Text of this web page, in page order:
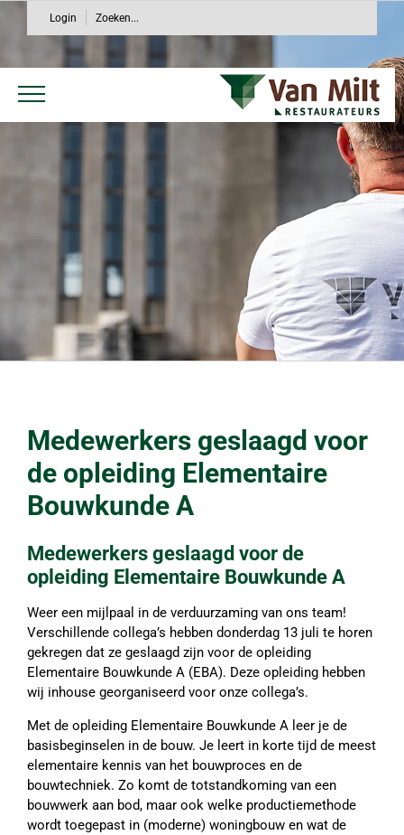
Login Zoeken...
Medewerkers geslaagd voor
de opleiding Elementaire
Bouwkunde A
Medewerkers geslaagd voor de
opleiding Elementaire Bouwkunde A
Weer een mijlpaal in de verduurzaming van ons team!
Verschillende collega’s hebben donderdag 13 juli te horen
gekregen dat ze geslaagd zijn voor de opleiding
Elementaire Bouwkunde A (EBA). Deze opleiding hebben
wij inhouse georganiseerd voor onze collega’s.
Met de opleiding Elementaire Bouwkunde A leer je de
basisbeginselen in de bouw. Je leert in korte tijd de meest
elementaire kennis van het bouwproces en de
bouwtechniek. Zo komt de totstandkoming van een
bouwwerk aan bod, maar ook welke productiemethode
wordt toegepast in (moderne) woningbouw en wat de